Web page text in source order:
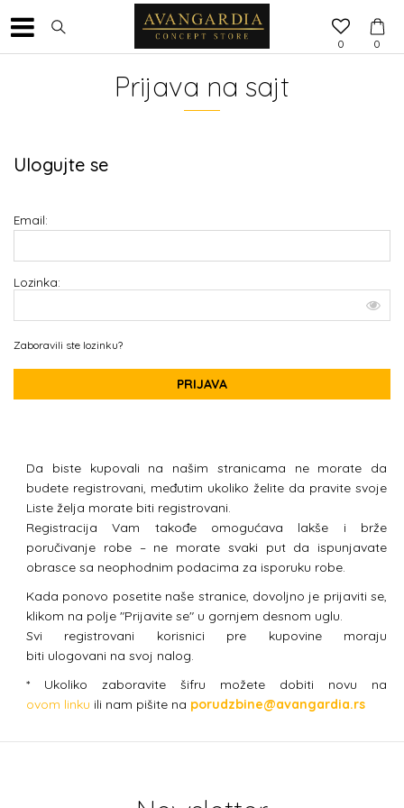
0
0
Prijava na sajt
Ulogujte se
Email:
Lozinka:
Zaboravili ste lozinku?
PRIJAVA
Da biste kupovali na našim stranicama ne morate da
budete registrovani, međutim ukoliko želite da pravite svoje
Liste želja morate biti registrovani.
Registracija Vam takođe omogućava lakše i brže
poručivanje robe – ne morate svaki put da ispunjavate
obrasce sa neophodnim podacima za isporuku robe.
Kada ponovo posetite naše stranice, dovoljno je prijaviti se,
klikom na polje "Prijavite se" u gornjem desnom uglu.
Svi registrovani korisnici pre kupovine moraju
biti ulogovani na svoj nalog.
* Ukoliko zaboravite šifru možete dobiti novu na
ovom linku ili nam pišite na porudzbine@avangardia.rs